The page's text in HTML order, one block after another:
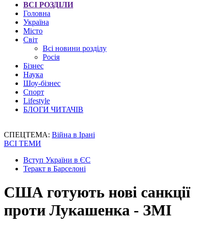
ВСІ РОЗДІЛИ
Головна
Україна
Місто
Світ
Всі новини розділу
Росія
Бізнес
Наука
Шоу-бізнес
Спорт
Lifestyle
БЛОГИ ЧИТАЧІВ
СПЕЦТЕМА: Війна в Ірані
ВСІ ТЕМИ
Вступ України в ЄС
Теракт в Барселоні
США готують нові санкції
проти Лукашенка - ЗМІ